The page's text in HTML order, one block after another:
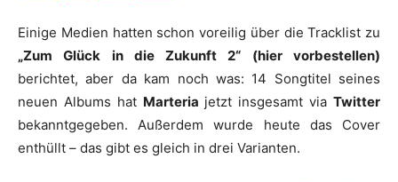
Einige Medien hatten schon voreilig über die Tracklist zu
„Zum Glück in die Zukunft 2“ (hier vorbestellen)
berichtet, aber da kam noch was: 14 Songtitel seines
neuen Albums hat Marteria jetzt insgesamt viaTwitter
bekanntgegeben. Außerdem wurde heute das Cover
enthüllt – das gibt es gleich in drei Varianten.